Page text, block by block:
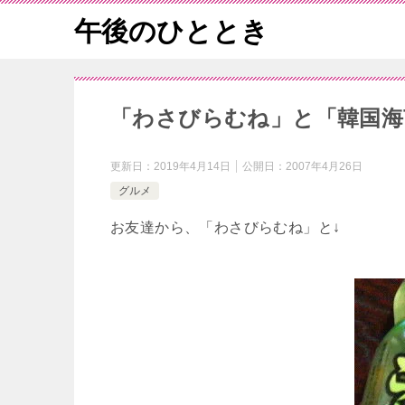
午後のひととき
「わさびらむね」と「韓国
更新日： 2019年4月14日 公開日： 2007年4月26日
グルメ
お友達から、「わさびらむね」と↓